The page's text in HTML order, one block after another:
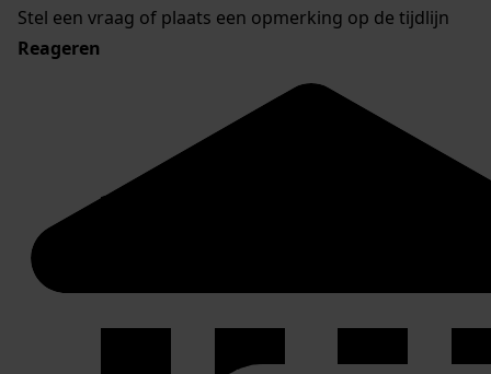
Stel een vraag of plaats een opmerking op de tijdlijn
Reageren